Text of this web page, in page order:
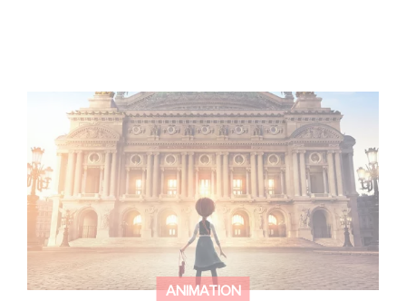
ANIMATION
Gaumont et Good Hero annoncent la suite de Ballerina